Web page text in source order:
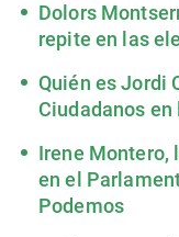
Dolors
repite en las
Quién es Jordi
Ciudadanos
Irene Montero,
en el
Podemos